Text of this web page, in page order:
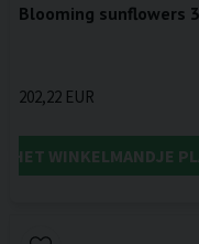
Blooming sunflowers
202,22 EUR
HET WINKELMANDJE